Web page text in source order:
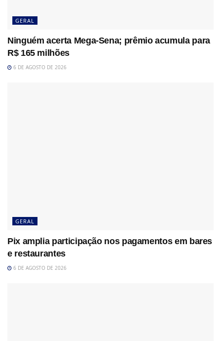
GERAL
Ninguém acerta Mega-Sena; prêmio acumula para
R$ 165 milhões
6 DE AGOSTO DE 2026
GERAL
Pix amplia participação nos pagamentos em bares
e restaurantes
6 DE AGOSTO DE 2026